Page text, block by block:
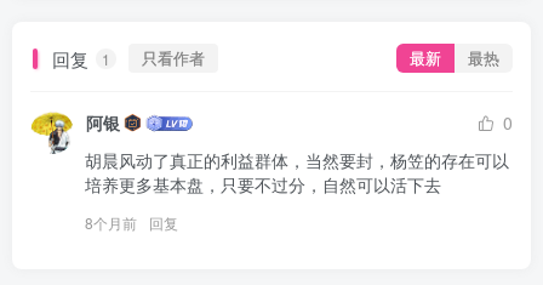
回复 1 只看作者 最新 最热
阿银
0
胡晨风动了真正的利益群体，当然要封，杨笠的存在可以
培养更多基本盘，只要不过分，自然可以活下去
8个月前 回复